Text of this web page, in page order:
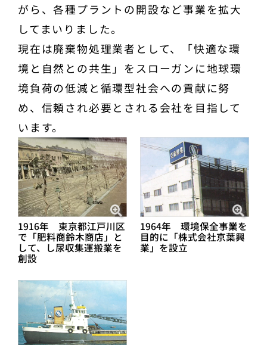
がら、各種プラントの開設など事業を拡大
してまいりました。
現在は廃棄物処理業者として、「快適な環
境と自然との共生」をスローガンに地球環
境負荷の低減と循環型社会への貢献に努
め、信頼され必要とされる会社を目指して
います。
1916年 東京都江戸川区
で「肥料商鈴木商店」と
して、し尿収集運搬業を
創設
1964年 環境保全事業を
目的に「株式会社京葉興
業」を設立